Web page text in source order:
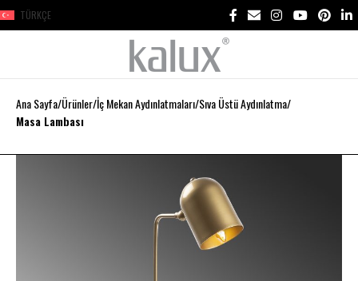
TÜRKÇE
Ana Sayfa Ürünler İç Mekan Aydınlatmaları Sıva Üstü Aydınlatma
Masa Lambası